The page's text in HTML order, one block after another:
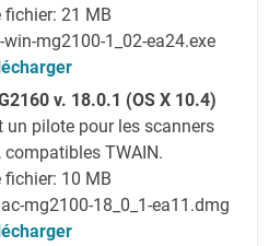
fichier: 21 MB
mg2100-1_02-ea24.exe
v. 18.0.1 (OS X 10.4)
un pilote pour les scanners
compatibles TWAIN.
fichier: 10 MB
mg2100-18_0_1-ea11.dmg